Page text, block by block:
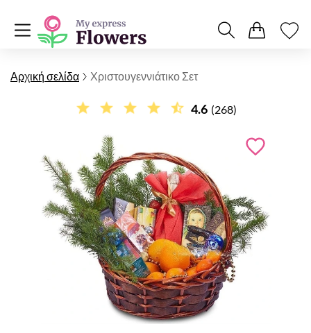
Αρχική σελίδα Χριστουγεννιάτικο Σετ
4.6 (268)